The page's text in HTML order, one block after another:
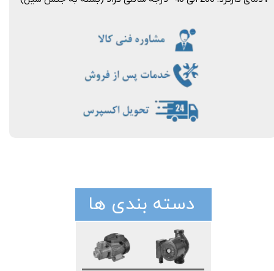
دسته بندی ها